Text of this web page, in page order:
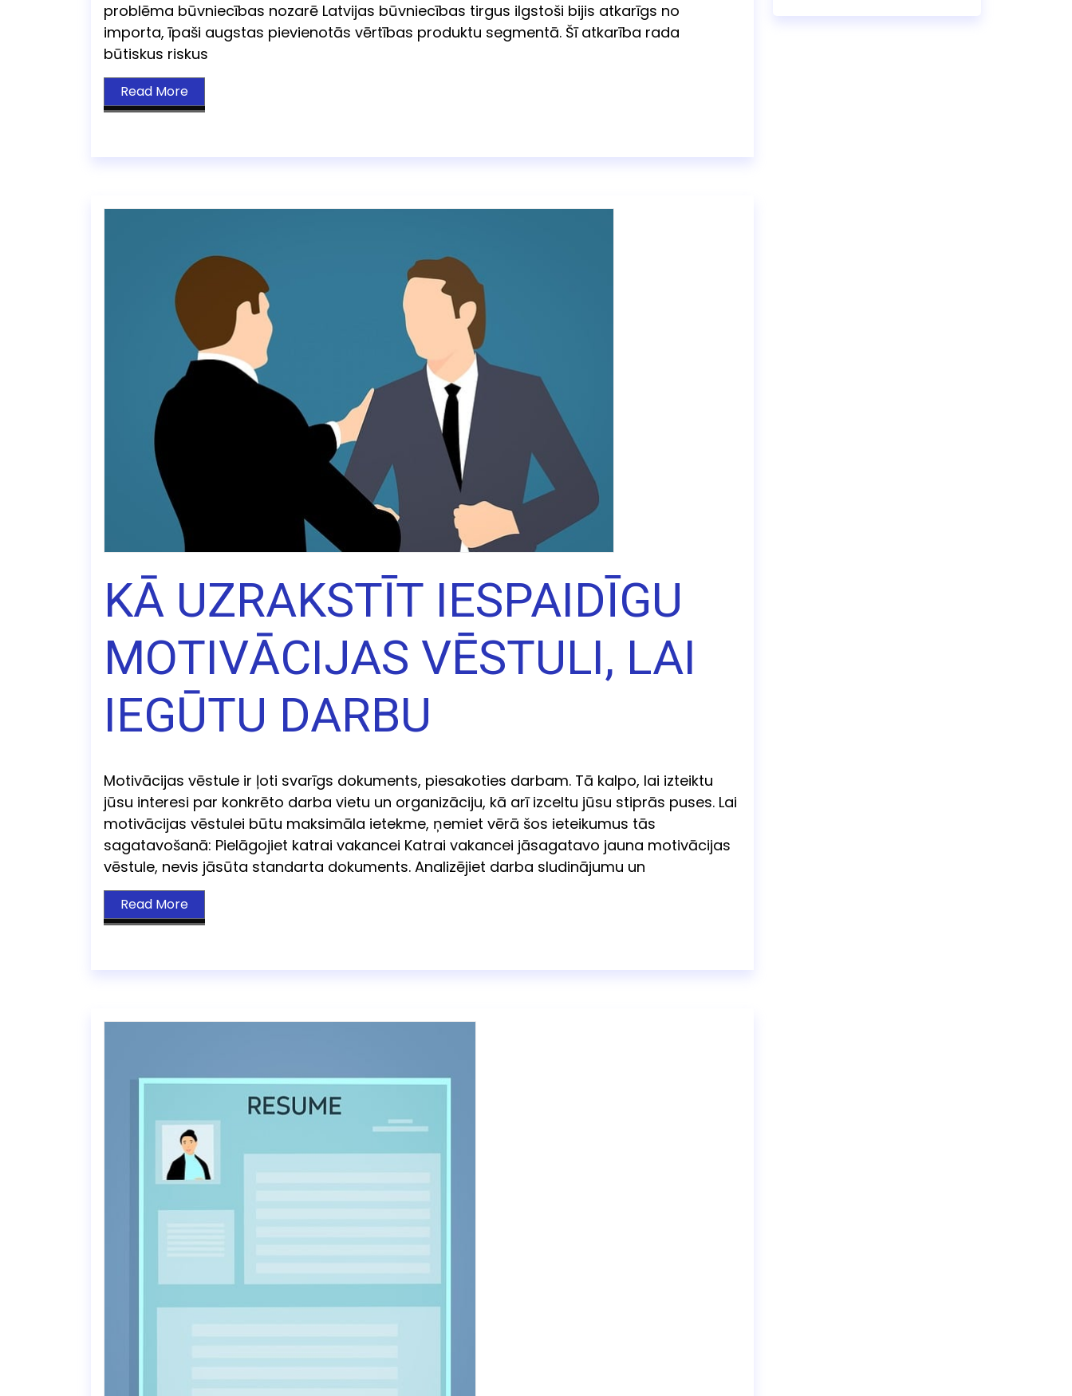
problēma būvniecības nozarē Latvijas būvniecības tirgus ilgstoši bijis atkarīgs no
importa, īpaši augstas pievienotās vērtības produktu segmentā. Šī atkarība rada
būtiskus riskus
Read More
KĀ UZRAKSTĪT IESPAIDĪGU
MOTIVĀCIJAS VĒSTULI, LAI
IEGŪTU DARBU
Motivācijas vēstule ir ļoti svarīgs dokuments, piesakoties darbam. Tā kalpo, lai izteiktu
jūsu interesi par konkrēto darba vietu un organizāciju, kā arī izceltu jūsu stiprās puses. Lai
motivācijas vēstulei būtu maksimāla ietekme, ņemiet vērā šos ieteikumus tās
sagatavošanā: Pielāgojiet katrai vakancei Katrai vakancei jāsagatavo jauna motivācijas
vēstule, nevis jāsūta standarta dokuments. Analizējiet darba sludinājumu un
Read More